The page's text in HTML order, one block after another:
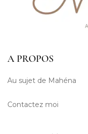
A PROPOS
Au sujet de Mahéna
Contactez moi